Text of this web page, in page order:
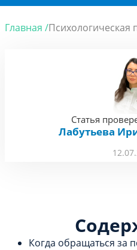
Главная /
Статья
Лабутьева
Когда обращаться за